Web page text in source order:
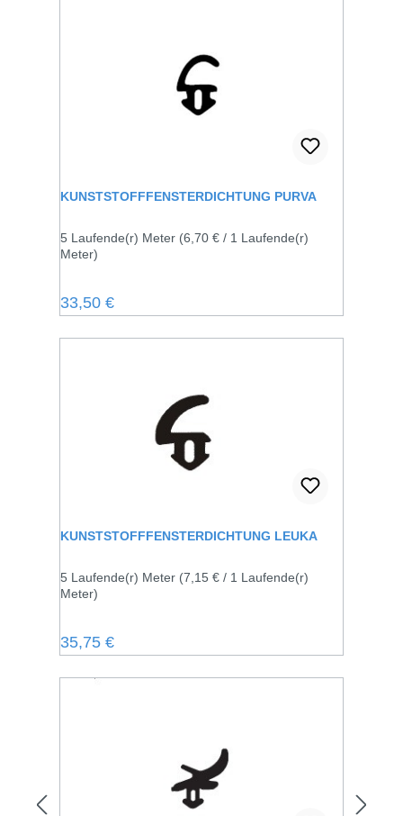
KUNSTSTOFFFENSTERDICHTUNG PURVA
5 Laufende(r) Meter (6,70 € / 1 Laufende(r)
Meter)
Regulärer Preis:
33,50 €
KUNSTSTOFFFENSTERDICHTUNG LEUKA
5 Laufende(r) Meter (7,15 € / 1 Laufende(r)
Meter)
Regulärer Preis:
35,75 €